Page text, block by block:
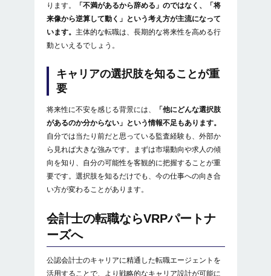
ります。
「不満があるから辞める」のではなく、「将
来像から逆算して動く」という考え方が主流になって
います。 主体的な転職は、長期的な将来性を高める行
動といえるでしょう。
キャリアの選択肢を知ることが重
要
将来性に不安を感じる背景には、
「他にどんな選択肢
があるのか分からない」という情報不足もあります。
自分では当たり前だと思っている監査経験も、外部か
ら見れば大きな強みです。まずは市場動向や求人の傾
向を知り、自分の可能性を客観的に把握することが重
要です。選択肢を知るだけでも、今の仕事への向き合
い方が変わることがあります。
会計士の転職ならVRPパートナ
ーズへ
公認会計士のキャリアに精通した転職エージェントを
活用することで、より戦略的なキャリア設計が可能に